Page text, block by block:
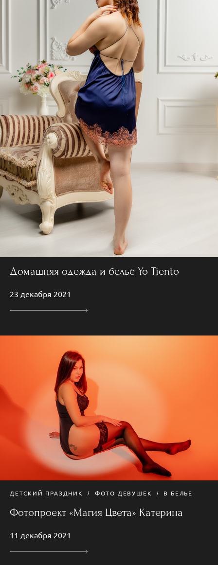
Домашняя одежда и бельё Yo Tiento
23 декабря 2021
ДЕТСКИЙ ПРАЗДНИК ФОТО ДЕВУШЕК В БЕЛЬЕ
Фотопроект «Магия Цвета» Катерина
11 декабря 2021